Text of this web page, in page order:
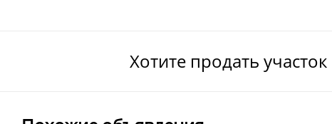
Хотите продать участок